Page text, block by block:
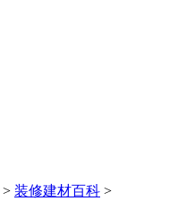
> 装修建材百科 >